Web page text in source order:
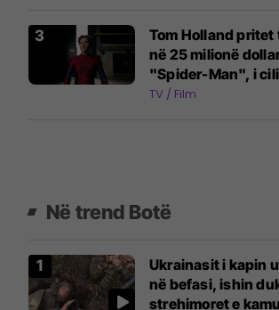
Tom Holland pritet
në 25 milionë
"Spider-Man", i
rekorde në kinema
TV / Film
Në trend Botë
Ukrainasit i kapin
në befasi, ishin
strehimoret e